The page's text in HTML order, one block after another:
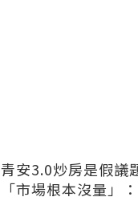
青安3.0炒房是假議
「市場根本沒量」